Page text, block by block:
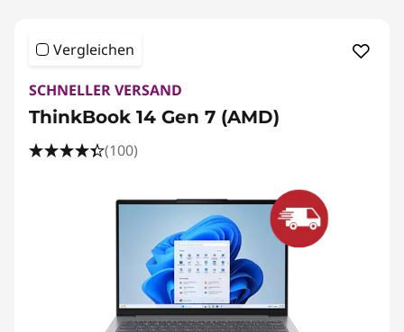
Vergleichen
SCHNELLER VERSAND
ThinkBook 14 Gen 7 (AMD)
(100)